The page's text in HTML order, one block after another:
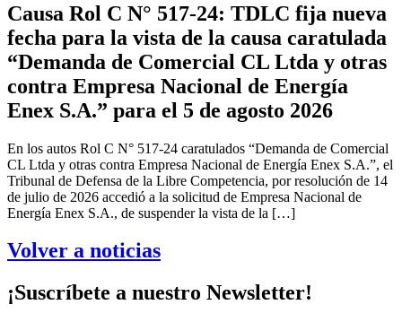
Causa Rol C N° 517-24: TDLC fija nueva
fecha para la vista de la causa caratulada
“Demanda de Comercial CL Ltda y otras
contra Empresa Nacional de Energía
Enex S.A.” para el 5 de agosto 2026
En los autos Rol C N° 517-24 caratulados “Demanda de Comercial
CL Ltda y otras contra Empresa Nacional de Energía Enex S.A.”, el
Tribunal de Defensa de la Libre Competencia, por resolución de 14
de julio de 2026 accedió a la solicitud de Empresa Nacional de
Energía Enex S.A., de suspender la vista de la […]
Volver a noticias
¡Suscríbete a nuestro Newsletter!